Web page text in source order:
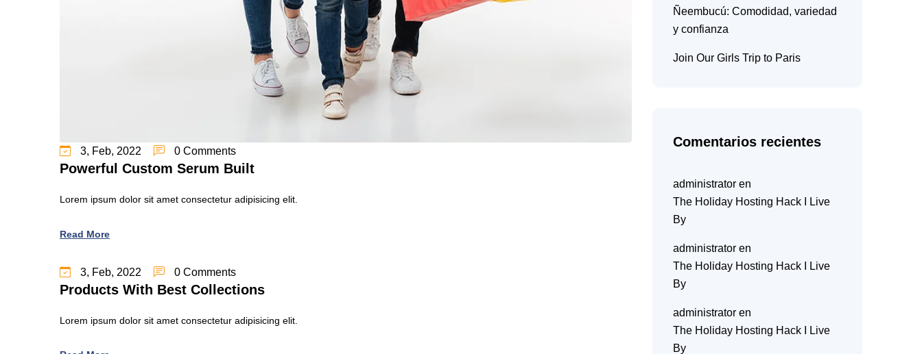
3, Feb, 2022 0 Comments
Powerful Custom Serum Built
Lorem ipsum dolor sit amet consectetur adipisicing elit.
Read More
3, Feb, 2022 0 Comments
Products With Best Collections
Lorem ipsum dolor sit amet consectetur adipisicing elit.
Ñeembucú: Comodidad, variedad
y confianza
Join Our Girls Trip to Paris
Comentarios recientes
administrator en
The Holiday Hosting Hack I Live
By
administrator en
The Holiday Hosting Hack I Live
By
administrator en
The Holiday Hosting Hack I Live
By